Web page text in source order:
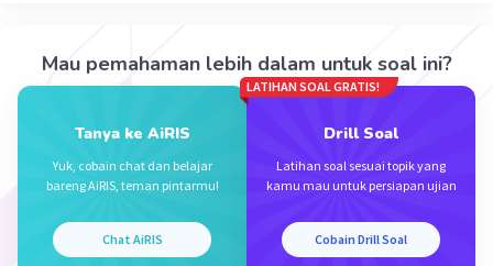
Mau pemahaman lebih dalam untuk soal ini?
Tanya ke AiRIS
Yuk, cobain chat dan belajar
bareng AiRIS, teman pintarmu!
Chat AiRIS
LATIHAN SOAL GRATIS!
Drill Soal
Latihan soal sesuai topik yang
kamu mau untuk persiapan ujian
Cobain Drill Soal